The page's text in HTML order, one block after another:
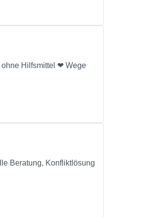
Hilfsmittel ❤ Wege
Beratung, Konfliktlösung